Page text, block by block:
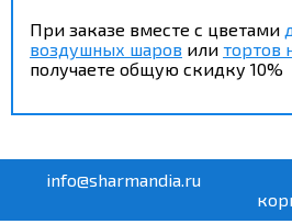
При заказе вместе с цветами
воздушных шаров или тортов
получаете общую скидку 10%
info@sharmandia.ru